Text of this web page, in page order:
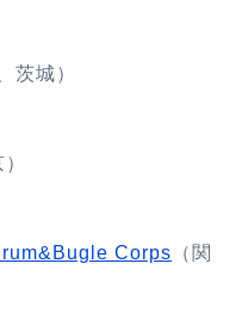
茨城）
Corps （関